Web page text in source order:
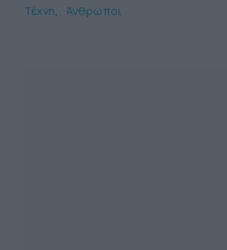
Τέχνη
Άνθρωποι